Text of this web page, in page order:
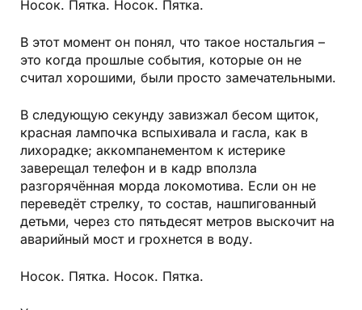
Носок. Пятка. Носок. Пятка.
В этот момент он понял, что такое ностальгия –
это когда прошлые события, которые он не
считал хорошими, были просто замечательными.
В следующую секунду завизжал бесом щиток,
красная лампочка вспыхивала и гасла, как в
лихорадке; аккомпанементом к истерике
заверещал телефон и в кадр вползла
разгорячённая морда локомотива. Если он не
переведёт стрелку, то состав, нашпигованный
детьми, через сто пятьдесят метров выскочит на
аварийный мост и грохнется в воду.
Носок. Пятка. Носок. Пятка.